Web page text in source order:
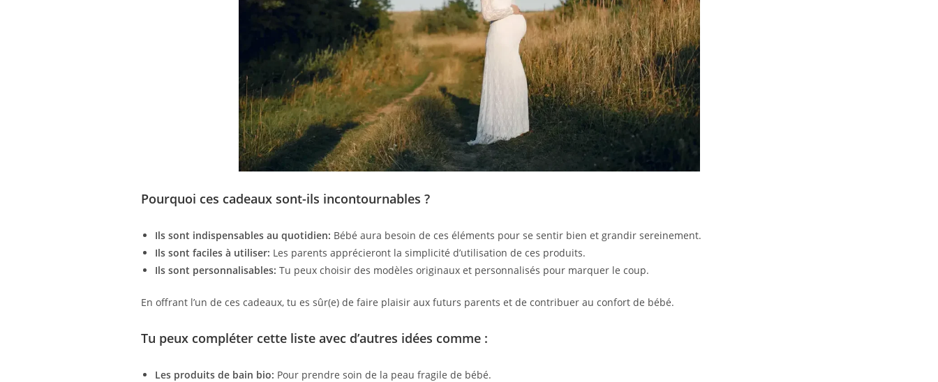
Pourquoi ces cadeaux sont-ils incontournables ?
Ils sont indispensables au quotidien: Bébé aura besoin de ces éléments pour se sentir bien et grandir sereinement.
Ils sont faciles à utiliser: Les parents apprécieront la simplicité d’utilisation de ces produits.
Ils sont personnalisables: Tu peux choisir des modèles originaux et personnalisés pour marquer le coup.
En offrant l’un de ces cadeaux, tu es sûr(e) de faire plaisir aux futurs parents et de contribuer au confort de bébé.
Tu peux compléter cette liste avec d’autres idées comme :
Les produits de bain bio: Pour prendre soin de la peau fragile de bébé.